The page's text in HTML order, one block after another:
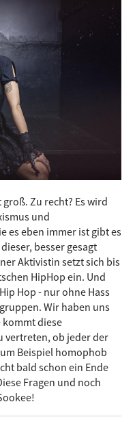
Zu recht? Es wird
und
es eben immer ist gibt es
besser gesagt
Aktivistin setzt sich bis
HipHop ein. Und
Hop - nur ohne Hass
Wir haben uns
diese
vertreten, ob jeder der
Beispiel homophob
bald schon ein Ende
Fragen und noch